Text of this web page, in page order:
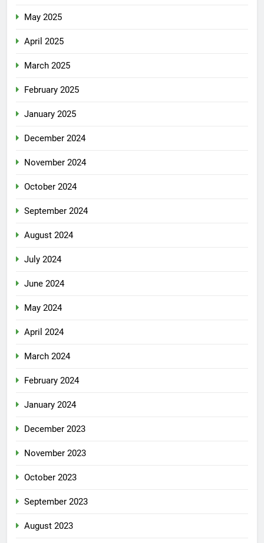
May 2025
April 2025
March 2025
February 2025
January 2025
December 2024
November 2024
October 2024
September 2024
August 2024
July 2024
June 2024
May 2024
April 2024
March 2024
February 2024
January 2024
December 2023
November 2023
October 2023
September 2023
August 2023